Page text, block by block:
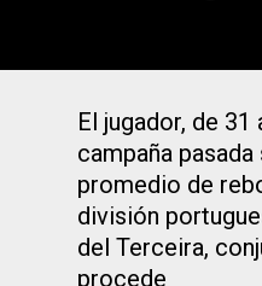
El jugador, de
campaña
promedio de
división
del Terceira,
procede